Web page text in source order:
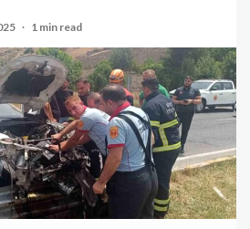
1 min read